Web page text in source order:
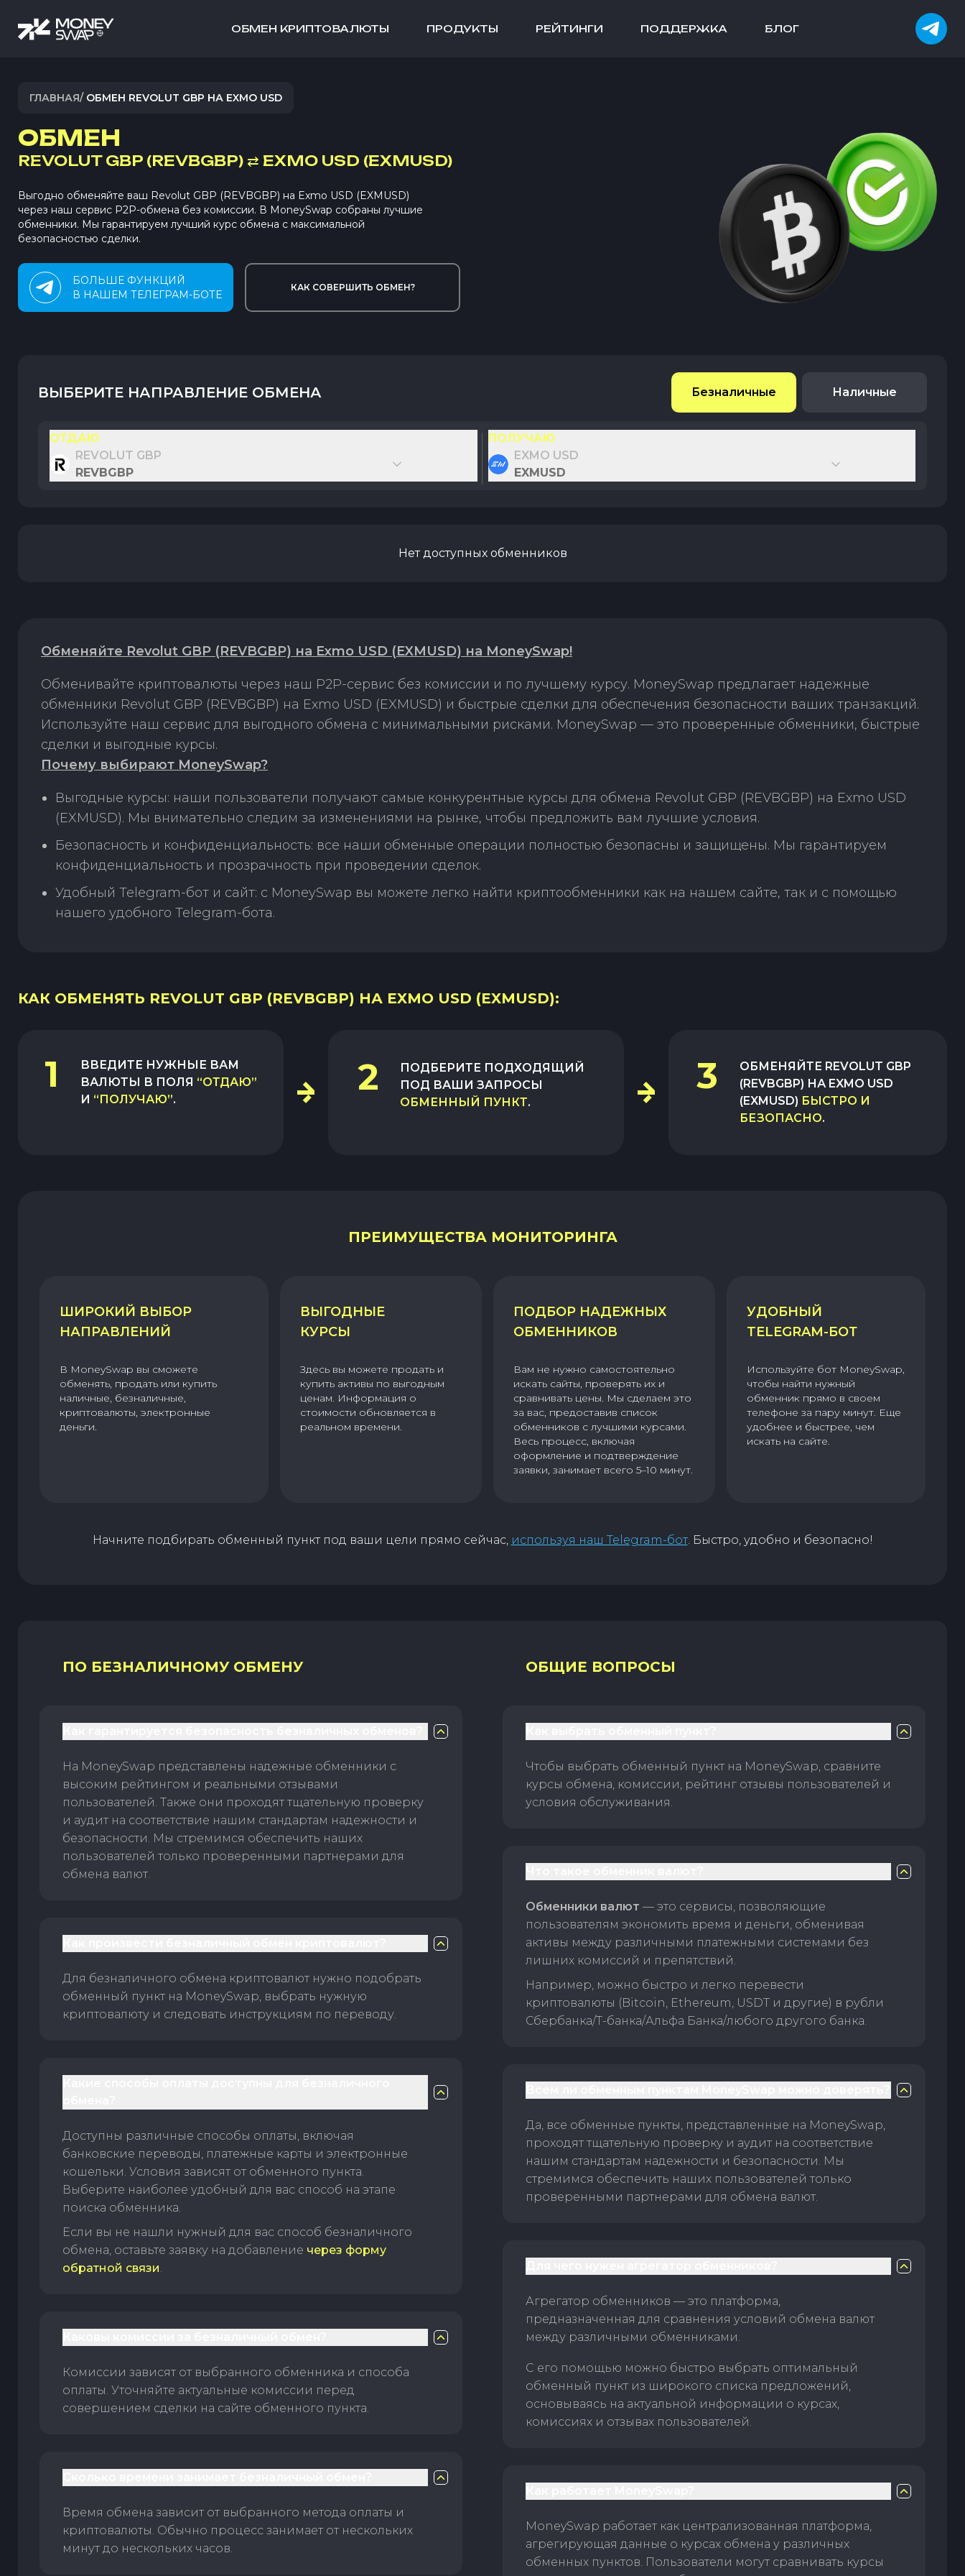
ОБМЕН КРИПТОВАЛЮТЫ ПРОДУКТЫ РЕЙТИНГИ ПОДДЕРЖКА БЛОГ
ГЛАВНАЯ/ ОБМЕН REVOLUT GBP НА EXMO USD
ОБМЕН
REVOLUT GBP (REVBGBP) ⇄ EXMO USD (EXMUSD)
Выгодно обменяйте ваш Revolut GBP (REVBGBP) на Exmo USD (EXMUSD)
через наш сервис P2P-обмена без комиссии. В MoneySwap собраны лучшие
обменники. Мы гарантируем лучший курс обмена с максимальной
безопасностью сделки.
БОЛЬШЕ ФУНКЦИЙ
В НАШЕМ ТЕЛЕГРАМ-БОТЕ
КАК СОВЕРШИТЬ ОБМЕН?
ВЫБЕРИТЕ НАПРАВЛЕНИЕ ОБМЕНА Безналичные Наличные
ОТДАЮ
REVOLUT GBP
REVBGBP
ПОЛУЧАЮ
EXMO USD
EXMUSD
Нет доступных обменников
Обменяйте Revolut GBP (REVBGBP) на Exmo USD (EXMUSD) на MoneySwap!
Обменивайте криптовалюты через наш P2P-сервис без комиссии и по лучшему курсу. MoneySwap предлагает надежные
обменники Revolut GBP (REVBGBP) на Exmo USD (EXMUSD) и быстрые сделки для обеспечения безопасности ваших транзакций.
Используйте наш сервис для выгодного обмена с минимальными рисками. MoneySwap — это проверенные обменники, быстрые
сделки и выгодные курсы.
Почему выбирают MoneySwap?
Выгодные курсы: наши пользователи получают самые конкурентные курсы для обмена Revolut GBP (REVBGBP) на Exmo USD
(EXMUSD). Мы внимательно следим за изменениями на рынке, чтобы предложить вам лучшие условия.
Безопасность и конфиденциальность: все наши обменные операции полностью безопасны и защищены. Мы гарантируем
конфиденциальность и прозрачность при проведении сделок.
Удобный Telegram-бот и сайт: с MoneySwap вы можете легко найти криптообменники как на нашем сайте, так и с помощью
нашего удобного Telegram-бота.
КАК ОБМЕНЯТЬ REVOLUT GBP (REVBGBP) НА EXMO USD (EXMUSD):
1
ВВЕДИТЕ НУЖНЫЕ ВАМ
ВАЛЮТЫ В ПОЛЯ “ОТДАЮ”
И “ПОЛУЧАЮ”.
2
ПОДБЕРИТЕ ПОДХОДЯЩИЙ
ПОД ВАШИ ЗАПРОСЫ
ОБМЕННЫЙ ПУНКТ.
3 ОБМЕНЯЙТЕ REVOLUT GBP
(REVBGBP) НА EXMO USD
(EXMUSD) БЫСТРО И
БЕЗОПАСНО.
ПРЕИМУЩЕСТВА МОНИТОРИНГА
ШИРОКИЙ ВЫБОР
НАПРАВЛЕНИЙ
В MoneySwap вы сможете
обменять, продать или купить
наличные, безналичные,
криптовалюты, электронные
деньги.
ВЫГОДНЫЕ
КУРСЫ
Здесь вы можете продать и
купить активы по выгодным
ценам. Информация о
стоимости обновляется в
реальном времени.
ПОДБОР НАДЕЖНЫХ
ОБМЕННИКОВ
Вам не нужно самостоятельно
искать сайты, проверять их и
сравнивать цены. Мы сделаем это
за вас, предоставив список
обменников с лучшими курсами.
Весь процесс, включая
оформление и подтверждение
заявки, занимает всего 5–10 минут.
УДОБНЫЙ
TELEGRAM-БОТ
Используйте бот MoneySwap,
чтобы найти нужный
обменник прямо в своем
телефоне за пару минут. Еще
удобнее и быстрее, чем
искать на сайте.
Начните подбирать обменный пункт под ваши цели прямо сейчас, используя наш Telegram-бот. Быстро, удобно и безопасно!
ПО БЕЗНАЛИЧНОМУ ОБМЕНУ
На MoneySwap представлены надежные обменники с
высоким рейтингом и реальными отзывами
пользователей. Также они проходят тщательную проверку
и аудит на соответствие нашим стандартам надежности и
безопасности. Мы стремимся обеспечить наших
пользователей только проверенными партнерами для
обмена валют.
Для безналичного обмена криптовалют нужно подобрать
обменный пункт на MoneySwap, выбрать нужную
криптовалюту и следовать инструкциям по переводу.
Доступны различные способы оплаты, включая
банковские переводы, платежные карты и электронные
кошельки. Условия зависят от обменного пункта.
Выберите наиболее удобный для вас способ на этапе
поиска обменника.
Если вы не нашли нужный для вас способ безналичного
обмена, оставьте заявку на добавление через форму
обратной связи
Комиссии зависят от выбранного обменника и способа
оплаты. Уточняйте актуальные комиссии перед
совершением сделки на сайте обменного пункта.
Время обмена зависит от выбранного метода оплаты и
криптовалюты. Обычно процесс занимает от нескольких
минут до нескольких часов.
ОБЩИЕ ВОПРОСЫ
Чтобы выбрать обменный пункт на MoneySwap, сравните
курсы обмена, комиссии, рейтинг отзывы пользователей и
условия обслуживания.
Обменники валют — это сервисы, позволяющие
пользователям экономить время и деньги, обменивая
активы между различными платежными системами без
лишних комиссий и препятствий.
Например, можно быстро и легко перевести
криптовалюты (Bitcoin, Ethereum, USDT и другие) в рубли
Сбербанка/Т-банка/Альфа Банка/любого другого банка.
Да, все обменные пункты, представленные на MoneySwap,
проходят тщательную проверку и аудит на соответствие
нашим стандартам надежности и безопасности. Мы
стремимся обеспечить наших пользователей только
проверенными партнерами для обмена валют.
Агрегатор обменников — это платформа,
предназначенная для сравнения условий обмена валют
между различными обменниками.
С его помощью можно быстро выбрать оптимальный
обменный пункт из широкого списка предложений,
основываясь на актуальной информации о курсах,
комиссиях и отзывах пользователей.
MoneySwap работает как централизованная платформа,
агрегирующая данные о курсах обмена у различных
обменных пунктов. Пользователи могут сравнивать курсы